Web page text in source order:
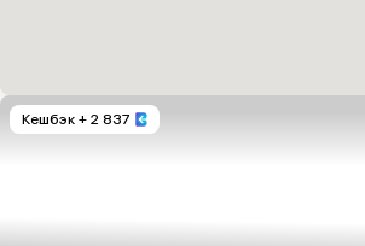
Кешбэк + 2 837